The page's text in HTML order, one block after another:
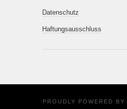
Datenschutz
Haftungsausschluss
PROUDLY POWERED BY